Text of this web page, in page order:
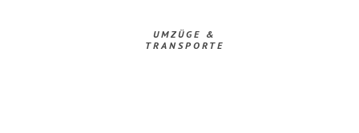
UMZÜGE &
TRANSPORTE